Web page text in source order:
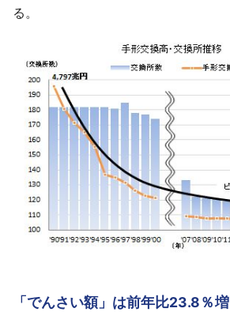
る。
「でんさい額」は前年比23.8％増